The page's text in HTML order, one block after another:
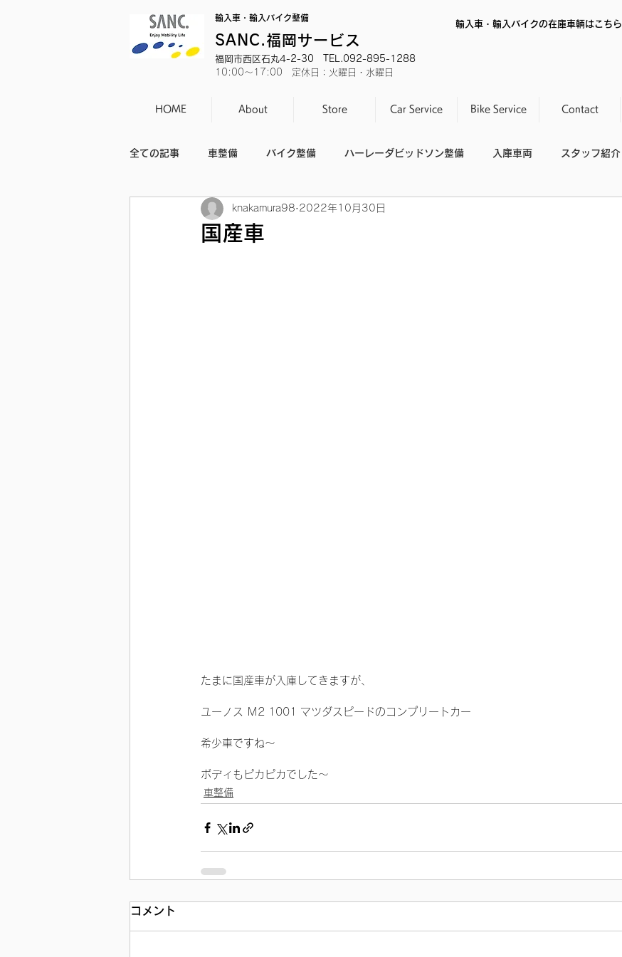
輸入車・輸入バイク整備
SANC.福岡サービス
輸入車・輸入バイクの在庫車輌はこちら
福岡市西区石丸4-2-30 TEL.092-895-1288
10:00～17:00 定休日：火曜日・水曜日
HOME About Store Car Service Bike Service Contact
全ての記事 車整備 バイク整備 ハーレーダビッドソン整備 入庫車両 スタッフ紹介
バイクのニュース 日常 スタッフの休日
国産車
knakamura98 2022年10月30日
たまに国産車が入庫してきますが、
ユーノス Ｍ2 1001 マツダスピードのコンプリートカー
希少車ですね～
ボディもピカピカでした～
車整備
コメント